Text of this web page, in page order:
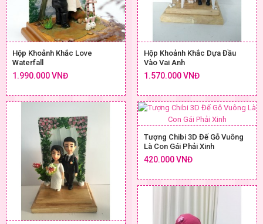
Hộp Khoảnh Khắc Love
Waterfall
1.990.000 VNĐ
Hộp Khoảnh Khắc Dựa Đầu
Vào Vai Anh
1.570.000 VNĐ
Tượng Chibi 3D Đế Gỗ Vuông
Là Con Gái Phải Xinh
420.000 VNĐ